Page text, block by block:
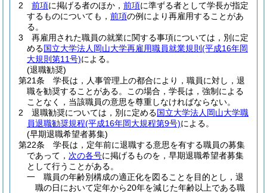
2
前項に掲げる者のほか， 前項に準ずる者として学長が指定
するものについても， 前項の例により再雇用することがあ
る。
3
再雇用された職員の就業に関する事項については，別に定
める国立大学法人岡山大学再雇用職員就業規則 (平成16年岡
大規則第11号)による。
(退職勧奨)
第21条
学長は，人事管理上の都合により，職員に対し，退
職を勧奨することがある。
この場合，学長は，強制による
ことなく，当該職員の意思を尊重しなければならない。
2
退職勧奨については，別に定める国立大学法人岡山大学職
員退職勧奨規程(平成16年岡大規程第9号)による。
(早期退職希望者募集)
第22条
学長は，定年前に退職する意思を有する職員の募集
であって， 次の各号に掲げるものを，早期退職希望者募集
として行うことがある。
一
職員の年齢別構成の適正化を図ることを目的とし，退
職の日において定年から20年を減じた年齢以上である職